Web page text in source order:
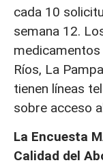
cada 10
semana 12.
Ríos, La
tienen líneas
sobre acceso
La Encuesta
Calidad del